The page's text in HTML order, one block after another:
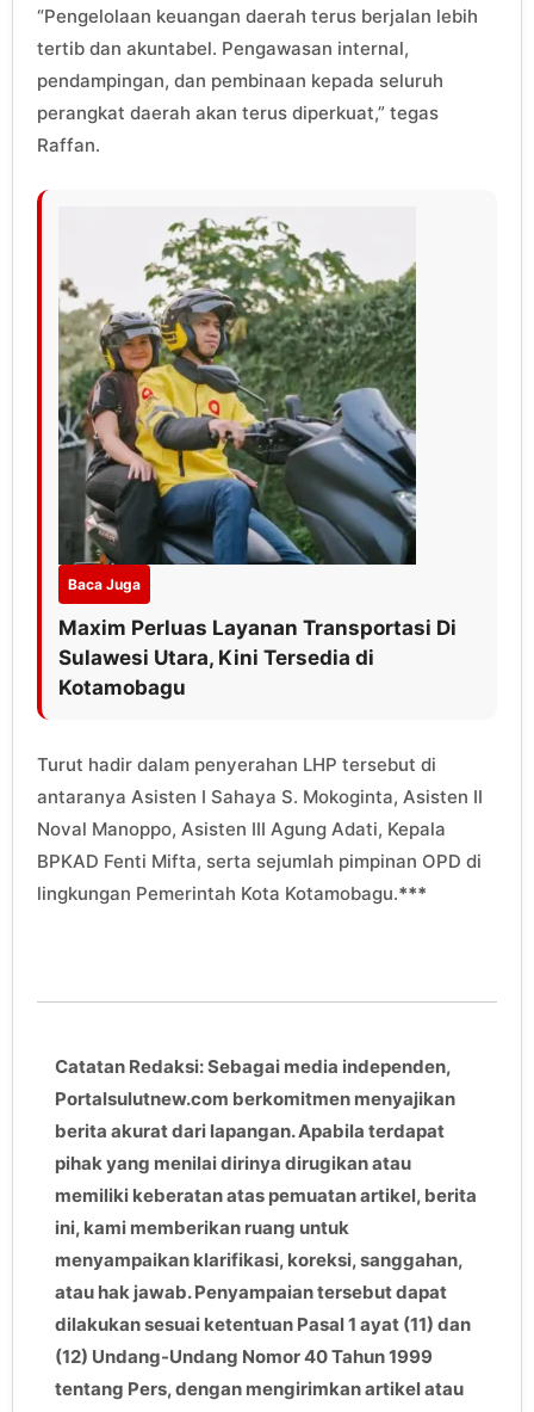
“Pengelolaan keuangan daerah terus berjalan lebih
tertib dan akuntabel. Pengawasan internal,
pendampingan, dan pembinaan kepada seluruh
perangkat daerah akan terus diperkuat,” tegas
Raffan.
Baca Juga
Maxim Perluas Layanan Transportasi Di
Sulawesi Utara, Kini Tersedia di
Kotamobagu
Turut hadir dalam penyerahan LHP tersebut di
antaranya Asisten I Sahaya S. Mokoginta, Asisten II
Noval Manoppo, Asisten III Agung Adati, Kepala
BPKAD Fenti Mifta, serta sejumlah pimpinan OPD di
lingkungan Pemerintah Kota Kotamobagu.***
Catatan Redaksi: Sebagai media independen,
Portalsulutnew.com berkomitmen menyajikan
berita akurat dari lapangan. Apabila terdapat
pihak yang menilai dirinya dirugikan atau
memiliki keberatan atas pemuatan artikel, berita
ini, kami memberikan ruang untuk
menyampaikan klarifikasi, koreksi, sanggahan,
atau hak jawab. Penyampaian tersebut dapat
dilakukan sesuai ketentuan Pasal 1 ayat (11) dan
(12) Undang-Undang Nomor 40 Tahun 1999
tentang Pers, dengan mengirimkan artikel atau